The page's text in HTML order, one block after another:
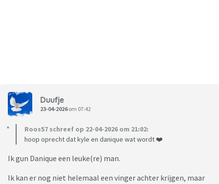
Duufje
23-04-2026om 07:42
Roos57 schreef op 22-04-2026 om 21:02:
hoop oprecht dat kyle en danique wat wordt ❤️
Ik gun Danique een leuke(re) man.
Ik kan er nog niet helemaal een vinger achter krijgen, maar